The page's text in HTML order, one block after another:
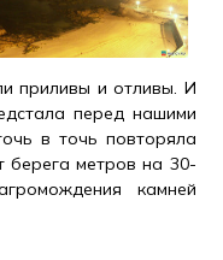
приливы и отливы. И
перед нашими
в точь повторяла
берега метров на 30-
камней